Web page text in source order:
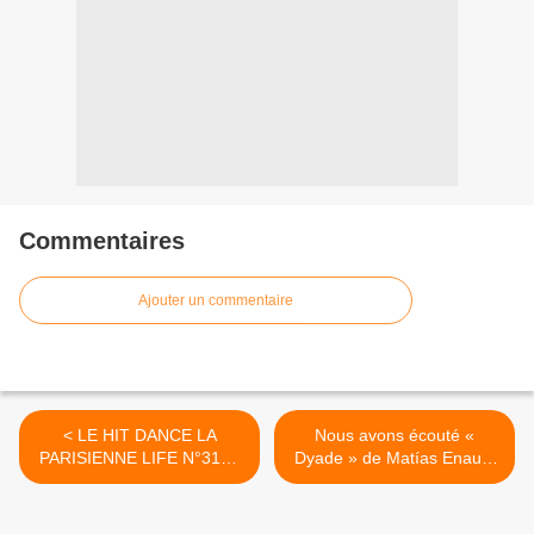
Commentaires
Ajouter un commentaire
< LE HIT DANCE LA
PARISIENNE LIFE N°318 -
15 AVRIL 2022
Nous avons écouté «
Dyade » de Matías Enaut !
>